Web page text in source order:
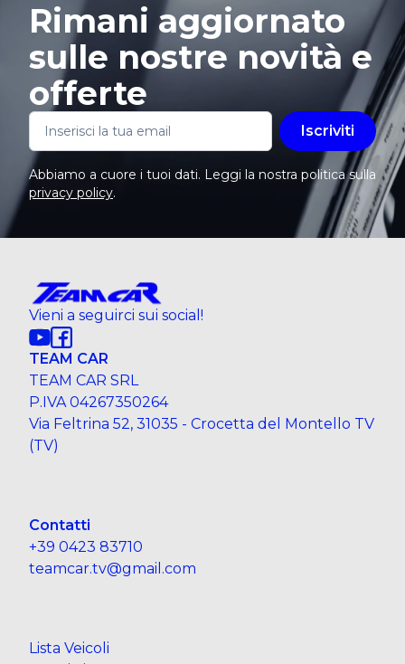
Rimani aggiornato
sulle nostre novità e
offerte
Iscriviti
Abbiamo a cuore i tuoi dati. Leggi la nostra politica sulla
privacy policy.
Vieni a seguirci sui social!
TEAM CAR
TEAM CAR SRL
P.IVA 04267350264
Via Feltrina 52, 31035 - Crocetta del Montello TV
(TV)
Contatti
+39 0423 83710
teamcar.tv@gmail.com
Lista Veicoli